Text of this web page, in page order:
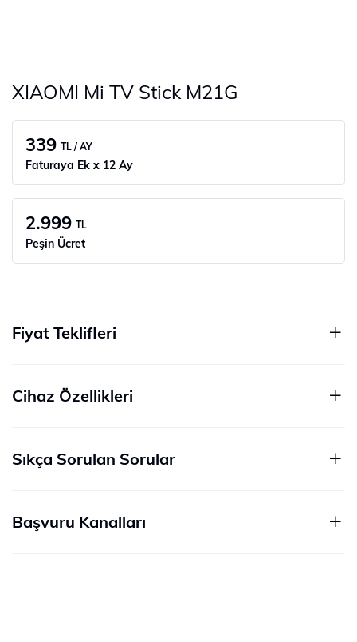
XIAOMI Mi TV Stick M21G
339 TL / AY
Faturaya Ek x 12 Ay
2.999 TL
Peşin Ücret
Fiyat Teklifleri
Cihaz Özellikleri
Sıkça Sorulan Sorular
Başvuru Kanalları